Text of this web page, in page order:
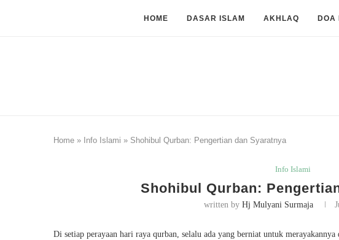
HOME DASAR ISLAM AKHLAQ DOA
Home » Info Islami » Shohibul Qurban: Pengertian dan Syaratnya
Info Islami
Shohibul Qurban:
written by Hj Mulyani Surmaja
Di setiap perayaan hari raya qurban, selalu ada yang berniat untuk merayakannya